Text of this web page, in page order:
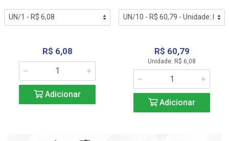
R$ 6,08
Adicionar
R$ 60,79
Unidade: R$ 6,08
Adicionar